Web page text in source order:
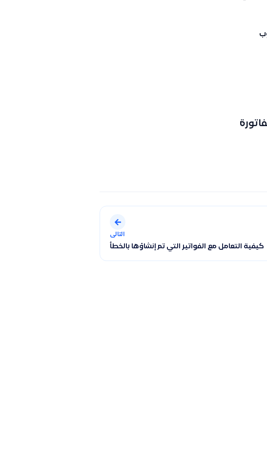
استعراض الحسابات الرئيسية والفرعية وحل مشكلة عدم ظهور الحسابات
التالى
كيفية التعامل مع الفواتير التي تم إنشاؤها بالخطأ وإجراءات الإرجاع أو الإلغاء